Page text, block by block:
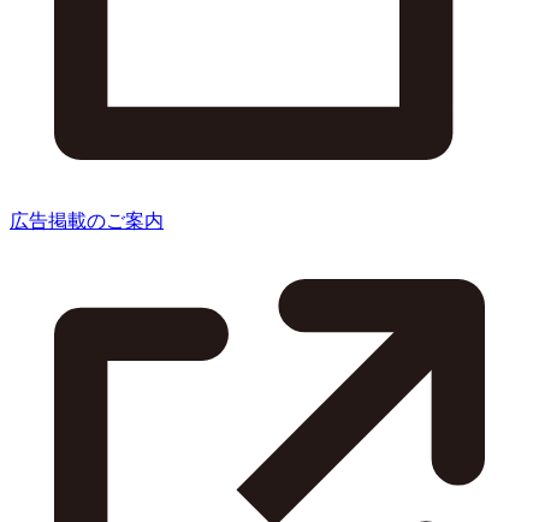
広告掲載のご案内